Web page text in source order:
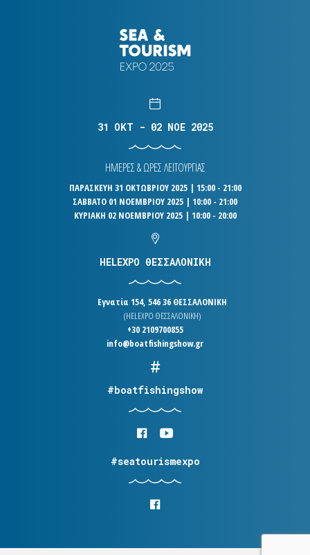
31 OKT - 02 NOE 2025
ΗΜΕΡΕΣ & ΩΡΕΣ ΛΕΙΤΟΥΡΓΙΑΣ
ΠΑΡΑΣΚΕΥΗ 31 ΟΚΤΩΒΡΙΟΥ 2025 | 15:00 - 21:00
ΣΑΒΒΑΤΟ 01 ΝΟΕΜΒΡΙΟΥ 2025 | 10:00 - 21:00
ΚΥΡΙΑΚΗ 02 ΝΟΕΜΒΡΙΟΥ 2025 | 10:00 - 20:00
HELEXPO ΘΕΣΣΑΛΟΝΙΚΗ
Εγνατία 154, 546 36 ΘΕΣΣΑΛΟΝΙΚΗ
(HELEXPO ΘΕΣΣΑΛΟΝΙΚΗ)
+30 2109700855
info@boatfishingshow.gr
#boatfishingshow
#seatourismexpo